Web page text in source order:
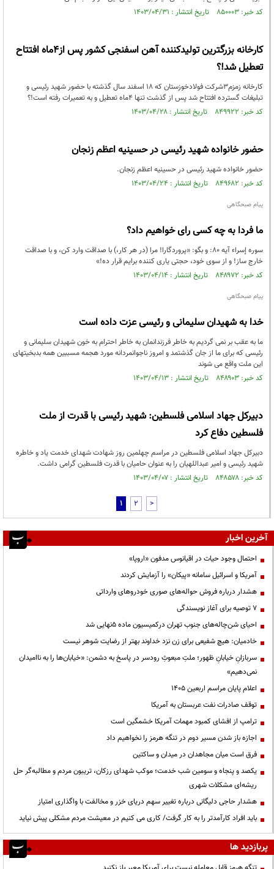
کد خبر: ۸۵۰۰۰۳ تاریخ انتشار : ۱۴۰۳/۰۴/۳۱
کارخانه بزرگترین تولیدکننده آهن اسفنجی کشور پس از‌۴ماه افتتاح
تعطیل شد!؟
کارخانه زمزم۳شرکت فولادخوزستان که ۱۸ اسفند سال گذشته با حضور شهید رئیسی و
تبلیغات گسترده افتتاح شد پس از گذشت تنها ۴ماه تعطیل و به تعمیرات رفته است!؟
کد خبر: ۸۴۹۹۲۲ تاریخ انتشار : ۱۴۰۳/۰۴/۲۸
حضور خانواده شهید رئیسی در حسینیه اعظم زنجان
حضور خانواده شهید رئیسی در حسینیه اعظم زنجان.
کد خبر: ۸۴۹۶۸۲ تاریخ انتشار : ۱۴۰۳/۰۴/۲۴
پیام صبحگاهی
ما فردا به چه کسی رای خواهیم داد؟
سوره إسراء آیه ۸۰: و بگو: «پروردگارا! مرا (در هر کار،) با صداقت وارد کن، و با صداقت
خارج ساز! و از سوی خود، حجتی یاری کننده برایم قرار ده!»
کد خبر: ۸۴۸۹۷۲ تاریخ انتشار : ۱۴۰۳/۰۴/۱۴
پیام صبحگاهی
خدا به شهیدان سلیمانی و رئیسی عزت داده است
ما به عقب بر نمی گردیم به خاطر فرزندانمان به خاطر احترام به خون شهیدان سلیمانی و
رئیسی که برای ما از جان گذشتمد و امروز ناجوانمردانه مورد هجمه مسببین همه بدبخیتهای
این ملت واقع می شوند
کد خبر: ۸۴۸۹۰۳ تاریخ انتشار : ۱۴۰۳/۰۴/۱۳
دبیرکل جهاد اسلامی فلسطین: شهید رئیسی با قدرت از ملت
فلسطین دفاع کرد
دبیرکل جهاد اسلامی فلسطین در مراسم چهلمین روز شهادت شهدای خدمت یاد و خاطره
شهید رئیسی و امیر عبداللهیان را به عنوان حامیان با قدرت فلسطین گرامی داشت.
کد خبر: ۸۴۸۵۷۸ تاریخ انتشار : ۱۴۰۳/۰۴/۰۷
1 2 >
آخرین اخبار
احتمال وجود حیات در اقیانوس مدفون «اروپا»
آمریکا و اسرائیل سامانه «پیکان» را آزمایش کردند
هشدار درباره فروش حواله‌های صوری خودروهای وارداتی
۷ توصیه برای آغاز نویسندگی
احیای شن‌چاله‌های جنوب تهران درکمیسیون ماده ۵نهایی شد
خادمیان: هیچ شفیعی برای زن نزد خداوند بهتر از رضایت شوهر نیست
سربازانِ خیابانِ ظهور؛ ملتِ مبعوثِ رودسر در پاسخ به دشمن: «خیابان‌ها را به ناامیدان
نمی‌دهیم»
اعلام پایان مراسم اربعین ۱۴۰۵
توقف صادرات نفت عربستان به آمریکا
ترامپ از افشای کمبود مهمات آمریکا خشمگین است
اجازه باز شدن مسیر دوم در تنگه هرمز را نخواهیم داد
فرق است میان مجاهدان در میدان و ساکتین
یکصد و پنجاه و سومین شب خدمت؛ موکب شهدای رزکان، تریبون مردم و مطالبه‌گر حل
ریشه‌ای مشکلات شهری
هشدار حاجی دلیگانی درباره تغییر سهم دریای خزر و مخالفت با واگذاری امتیاز
باید افراد کارآمدتر را به کار گرفت/ کاری می کنیم در معیشت مردم مشکلی پیش نیاید
پربازدید ها